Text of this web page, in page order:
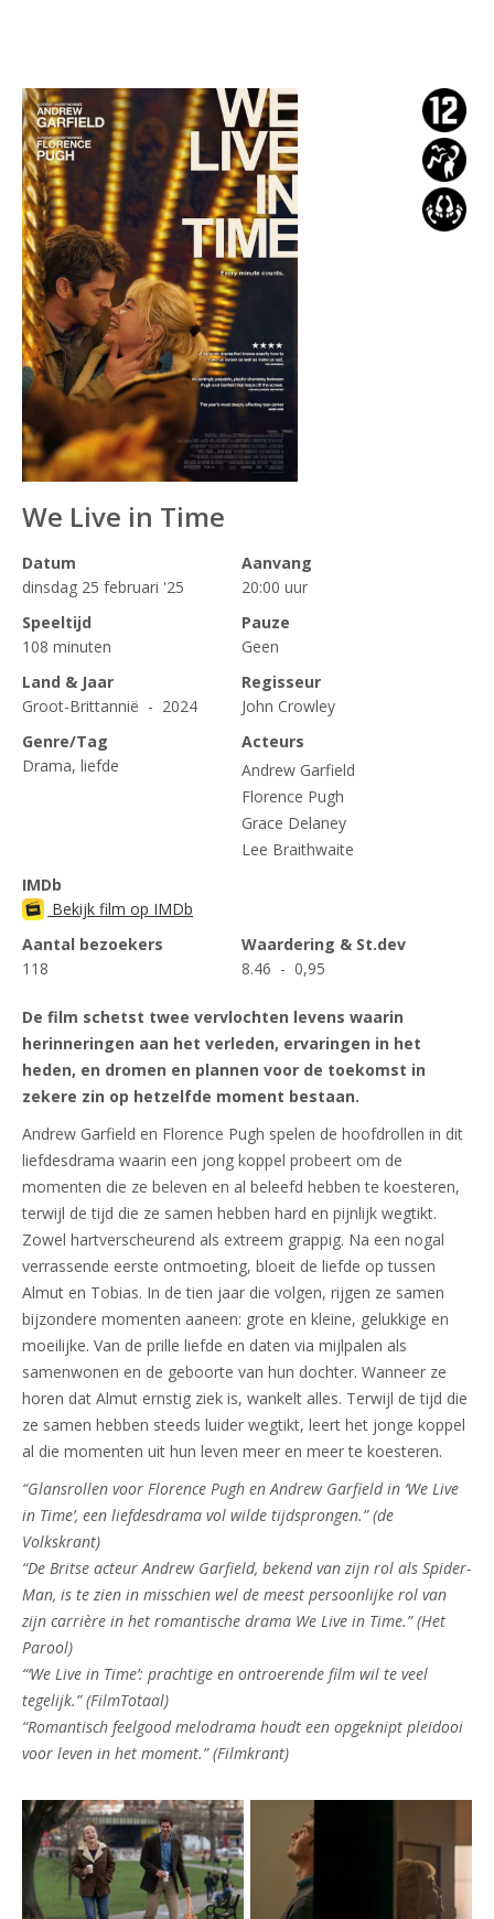
We Live in Time
Datum
dinsdag 25 februari '25
Aanvang
20:00 uur
Speeltijd
108 minuten
Pauze
Geen
Land & Jaar
Groot-Brittannië - 2024
Regisseur
John Crowley
Genre/Tag
Drama, liefde
Acteurs
Andrew Garfield
Florence Pugh
Grace Delaney
Lee Braithwaite
IMDb
Bekijk film op IMDb
Aantal bezoekers
118
Waardering & St.dev
8.46 - 0,95
De film schetst twee vervlochten levens waarin
herinneringen aan het verleden, ervaringen in het
heden, en dromen en plannen voor de toekomst in
zekere zin op hetzelfde moment bestaan.
Andrew Garfield en Florence Pugh spelen de hoofdrollen in dit
liefdesdrama waarin een jong koppel probeert om de
momenten die ze beleven en al beleefd hebben te koesteren,
terwijl de tijd die ze samen hebben hard en pijnlijk wegtikt.
Zowel hartverscheurend als extreem grappig. Na een nogal
verrassende eerste ontmoeting, bloeit de liefde op tussen
Almut en Tobias. In de tien jaar die volgen, rijgen ze samen
bijzondere momenten aaneen: grote en kleine, gelukkige en
moeilijke. Van de prille liefde en daten via mijlpalen als
samenwonen en de geboorte van hun dochter. Wanneer ze
horen dat Almut ernstig ziek is, wankelt alles. Terwijl de tijd die
ze samen hebben steeds luider wegtikt, leert het jonge koppel
al die momenten uit hun leven meer en meer te koesteren.
“Glansrollen voor Florence Pugh en Andrew Garfield in ‘We Live
in Time’, een liefdesdrama vol wilde tijdsprongen.” (de
Volkskrant)
“De Britse acteur Andrew Garfield, bekend van zijn rol als Spider-
Man, is te zien in misschien wel de meest persoonlijke rol van
zijn carrière in het romantische drama We Live in Time.” (Het
Parool)
“‘We Live in Time’: prachtige en ontroerende film wil te veel
tegelijk.” (FilmTotaal)
“Romantisch feelgood melodrama houdt een opgeknipt pleidooi
voor leven in het moment.” (Filmkrant)